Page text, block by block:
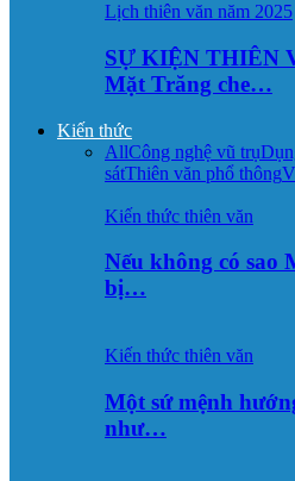
Lịch thiên văn năm 2025
SỰ KIỆN THIÊN
Mặt Trăng che…
Kiến thức
AllCông nghệ vũ trụ
sátThiên văn phổ thông
Kiến thức thiên văn
Nếu không có sao
bị…
Kiến thức thiên văn
Một sứ mệnh
như…